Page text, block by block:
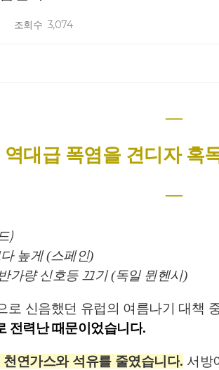
조회수 3,074
―
역대급 폭염을 견디자 혹
―
)
다 높게(스페인)
가량 신호등 끄기(독일 뮌헨시)
로 신음했던 유럽의 여름나기 대책
전력난 때문이었습니다.
연가스와 석유를 줄였습니다. 서방